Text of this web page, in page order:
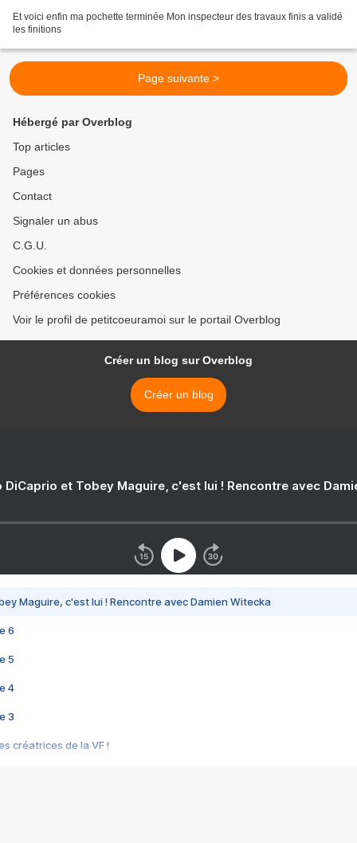
Et voici enfin ma pochette terminée Mon inspecteur des travaux finis a validé
les finitions
Page suivante >
Hébergé par Overblog
Top articles
Pages
Contact
Signaler un abus
C.G.U.
Cookies et données personnelles
Préférences cookies
Voir le profil de petitcoeuramoi sur le portail Overblog
Créer un blog sur Overblog
Créer un blog
DiCaprio et Tobey Maguire, c'est lui ! Rencontre avec
Maguire, c'est lui ! Rencontre avec Damien Witecka
6
5
4
3
créatrices de la VF !